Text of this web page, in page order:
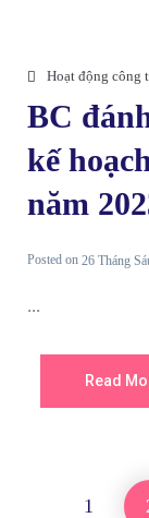
Hoạt động công
BC
kế
năm
Posted on 26 Tháng
...
Read
1